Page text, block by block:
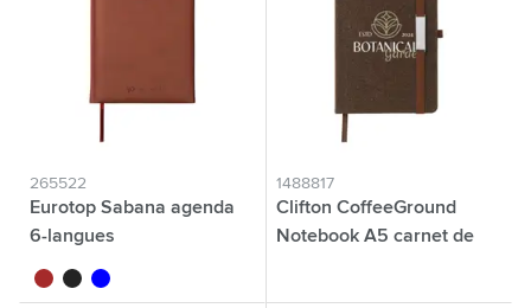
265522
Eurotop Sabana agenda
6-langues
brun noir bleu
1488817
Clifton CoffeeGround
Notebook A5 carnet de